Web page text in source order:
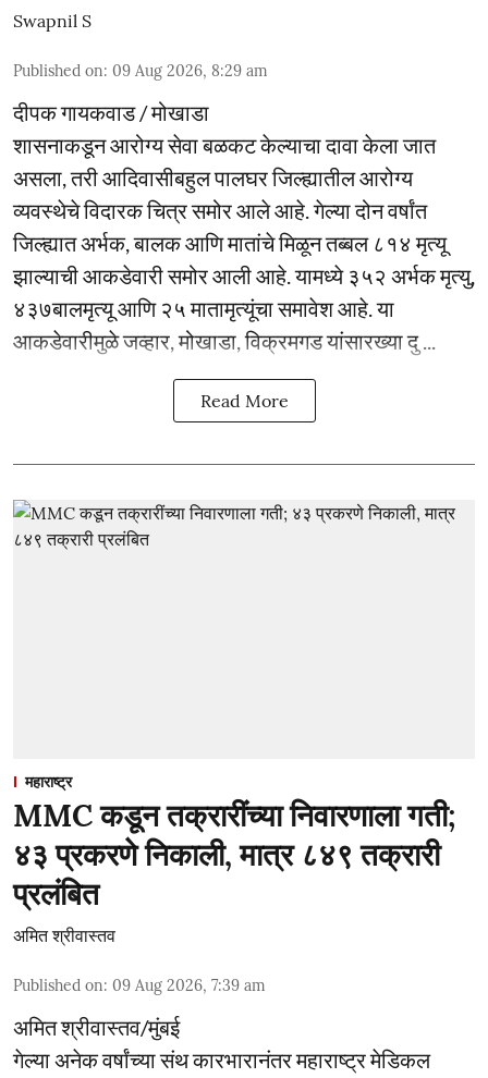
Swapnil S
Published on: 09 Aug 2026, 8:29 am
दीपक गायकवाड / मोखाडा
शासनाकडून आरोग्य सेवा बळकट केल्याचा दावा केला जात
असला, तरी आदिवासीबहुल पालघर जिल्ह्यातील आरोग्य
व्यवस्थेचे विदारक चित्र समोर आले आहे. गेल्या दोन वर्षांत
जिल्ह्यात अर्भक, बालक आणि मातांचे मिळून तब्बल ८१४ मृत्यू
झाल्याची आकडेवारी समोर आली आहे. यामध्ये ३५२ अर्भक मृत्यु,
४३७बालमृत्यू आणि २५ मातामृत्यूंचा समावेश आहे. या
आकडेवारीमुळे जव्हार, मोखाडा, विक्रमगड यांसारख्या दु ...
Read More
महाराष्ट्र
MMC कडून तक्रारींच्या निवारणाला गती;
४३ प्रकरणे निकाली, मात्र ८४९ तक्रारी
प्रलंबित
अमित श्रीवास्तव
Published on: 09 Aug 2026, 7:39 am
अमित श्रीवास्तव/मुंबई
गेल्या अनेक वर्षांच्या संथ कारभारानंतर महाराष्ट्र मेडिकल